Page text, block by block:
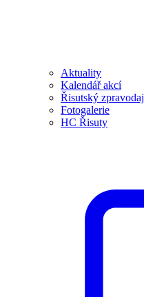
Aktuality
Kalendář akcí
Řisutský zpravodaj
Fotogalerie
HC Řisuty